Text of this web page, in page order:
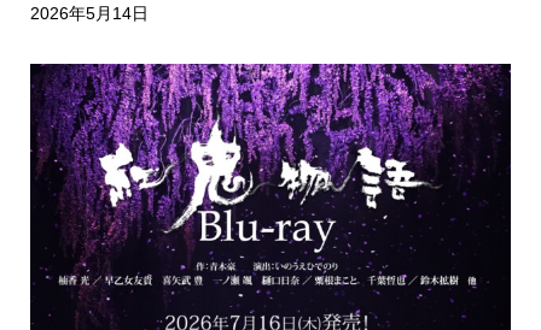
2026年5月14日